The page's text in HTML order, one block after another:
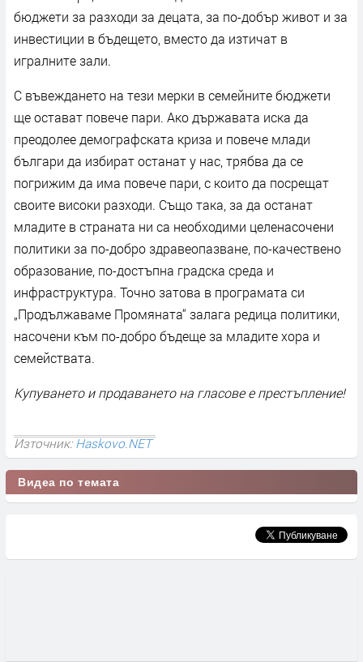
бюджети за разходи за децата, за по-добър живот и за
инвестиции в бъдещето, вместо да изтичат в
игралните зали.
С въвеждането на тези мерки в семейните бюджети
ще остават повече пари. Ако държавата иска да
преодолее демографската криза и повече млади
българи да избират останат у нас, трябва да се
погрижим да има повече пари, с които да посрещат
своите високи разходи. Също така, за да останат
младите в страната ни са необходими целенасочени
политики за по-добро здравеопазване, по-качествено
образование, по-достъпна градска среда и
инфраструктура. Точно затова в програмата си
„Продължаваме Промяната“ залага редица политики,
насочени към по-добро бъдеще за младите хора и
семействата.
Купуването и продаването на гласове е престъпление!
Източник:Haskovo.NET
Видеа по темата